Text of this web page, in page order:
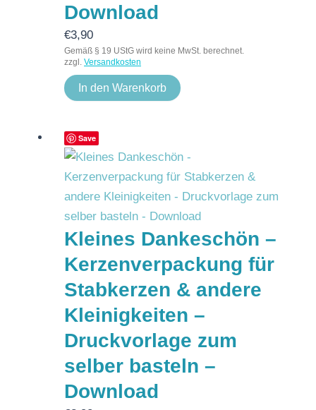
Download
€3,90
Gemäß § 19 UStG wird keine MwSt. berechnet.
zzgl. Versandkosten
In den Warenkorb
Save
Kleines Dankeschön –
Kerzenverpackung für
Stabkerzen & andere
Kleinigkeiten –
Druckvorlage zum
selber basteln –
Download